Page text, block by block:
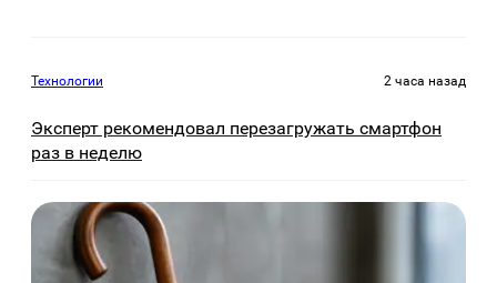
Технологии 2 часа назад
Эксперт рекомендовал перезагружать смартфон
раз в неделю